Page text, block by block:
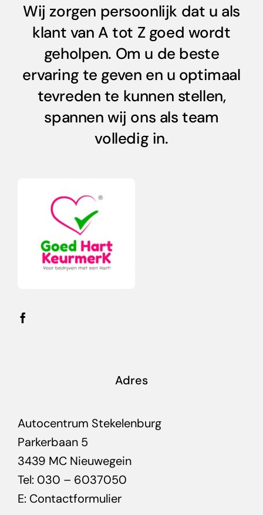
Wij zorgen persoonlijk dat u als
klant van A tot Z goed wordt
geholpen. Om u de beste
ervaring te geven en u optimaal
tevreden te kunnen stellen,
spannen wij ons als team
volledig in.
Adres
Autocentrum Stekelenburg
Parkerbaan 5
3439 MC Nieuwegein
Tel: 030 – 6037050
E: Contactformulier